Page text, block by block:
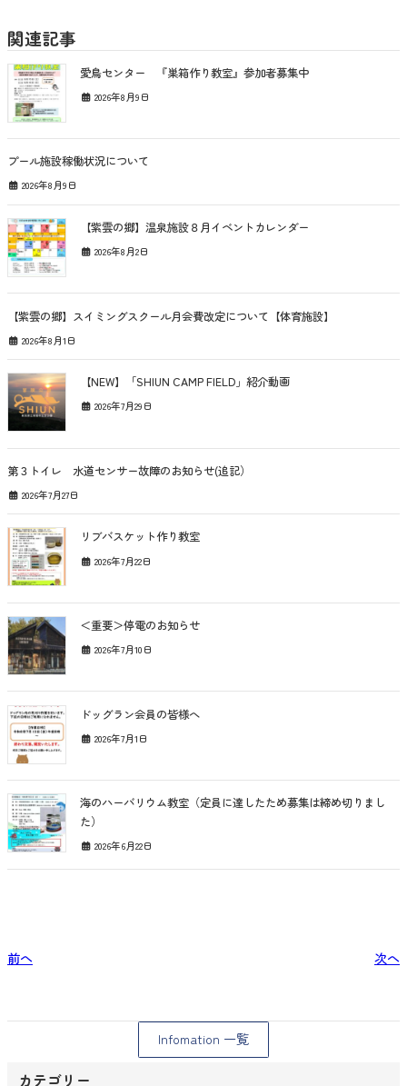
関連記事
愛鳥センター 『巣箱作り教室』参加者募集中
2026年8月9日
プール施設稼働状況について
2026年8月9日
【紫雲の郷】温泉施設８月イベントカレンダー
2026年8月2日
【紫雲の郷】スイミングスクール月会費改定について【体育施設】
2026年8月1日
【NEW】「SHIUN CAMP FIELD」紹介動画
2026年7月29日
第３トイレ 水道センサー故障のお知らせ(追記）
2026年7月27日
リブバスケット作り教室
2026年7月22日
＜重要＞停電のお知らせ
2026年7月10日
ドッグラン会員の皆様へ
2026年7月1日
海のハーバリウム教室（定員に達したため募集は締め切りまし
た）
2026年6月22日
前へ 次へ
Infomation 一覧
カテゴリー